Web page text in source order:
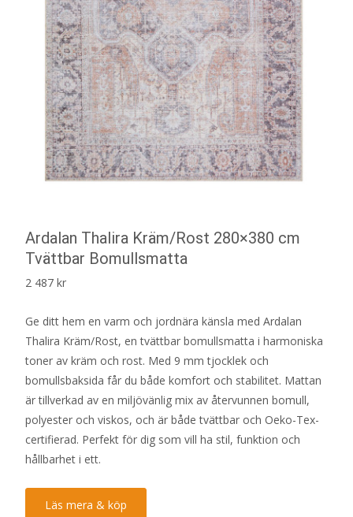
Ardalan Thalira Kräm/Rost 280×380 cm
Tvättbar Bomullsmatta
2 487 kr
Ge ditt hem en varm och jordnära känsla med Ardalan
Thalira Kräm/Rost, en tvättbar bomullsmatta i harmoniska
toner av kräm och rost. Med 9 mm tjocklek och
bomullsbaksida får du både komfort och stabilitet. Mattan
är tillverkad av en miljövänlig mix av återvunnen bomull,
polyester och viskos, och är både tvättbar och Oeko-Tex-
certifierad. Perfekt för dig som vill ha stil, funktion och
hållbarhet i ett.
Läs mera & köp